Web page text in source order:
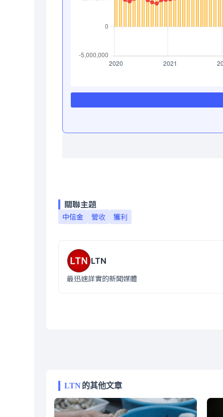
關聯主題
中信金 營收 獲利
LTN
最迅速詳實的新聞媒體
LTN的其他文章